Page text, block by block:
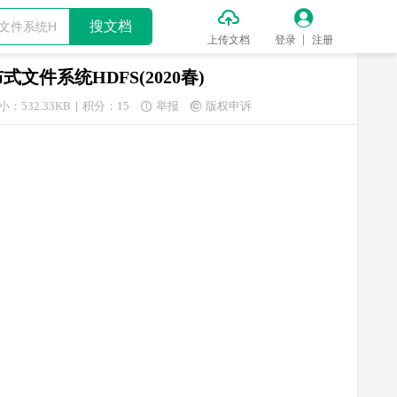
搜文档 
上传文档

登录 注册
文件系统HDFS(2020春)
：532.33KB 积分：15  举报  版权申诉